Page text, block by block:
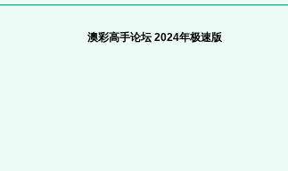
澳彩高手论坛 2024年极速版